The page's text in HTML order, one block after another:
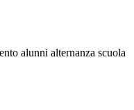
alunni alternanza scuola